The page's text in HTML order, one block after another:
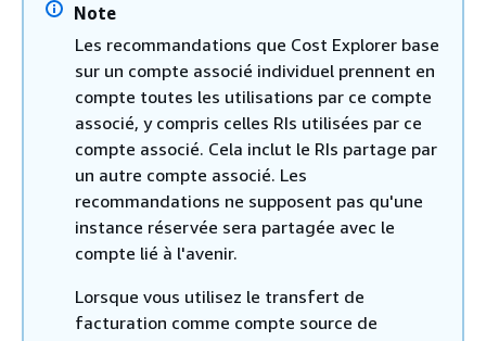
Note
Les recommandations que Cost Explorer base
sur un compte associé individuel prennent en
compte toutes les utilisations par ce compte
associé, y compris celles RIs utilisées par ce
compte associé. Cela inclut le RIs partage par
un autre compte associé. Les
recommandations ne supposent pas qu'une
instance réservée sera partagée avec le
compte lié à l'avenir.
Lorsque vous utilisez le transfert de
facturation comme compte source de